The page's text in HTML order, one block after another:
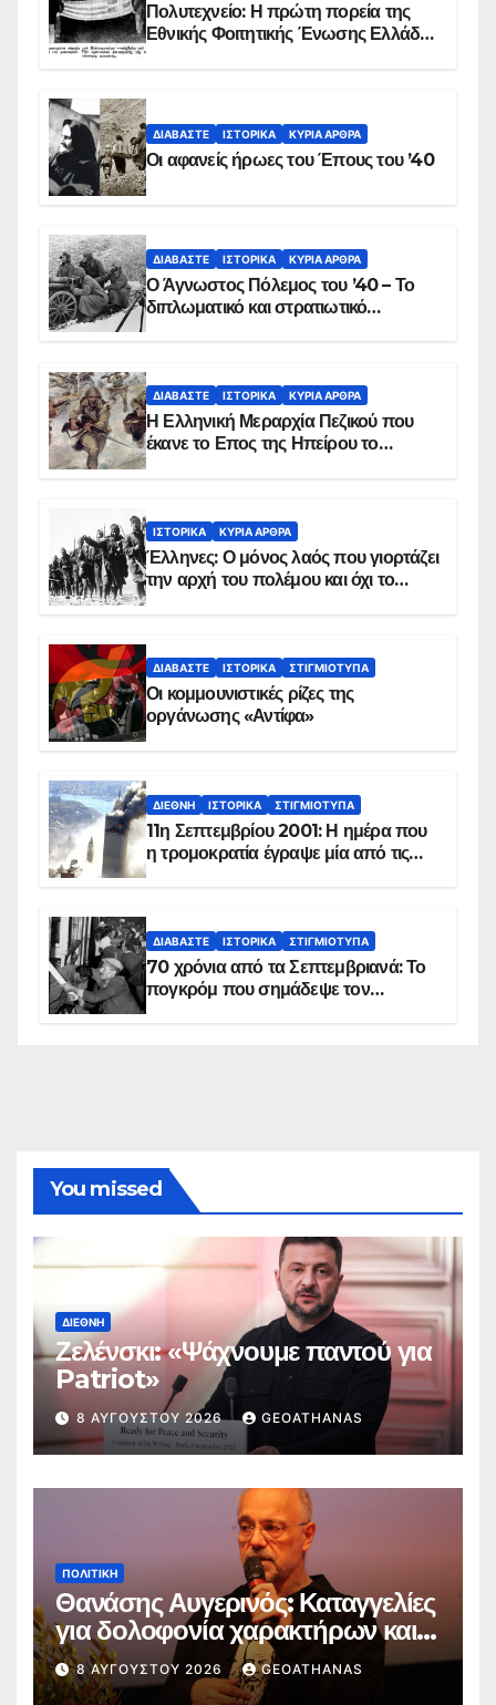
Πολυτεχνείο: Η πρώτη πορεία της
Εθνικής Φοιτητικής Ένωσης Ελλάδος
ΔΙΑΒΆΣΤΕ ΙΣΤΟΡΙΚΆ ΚΥΡΙΑ ΑΡΘΡΑ
Οι αφανείς ήρωες του Έπους του ’40
ΔΙΑΒΆΣΤΕ ΙΣΤΟΡΙΚΆ ΚΥΡΙΑ ΑΡΘΡΑ
Ο Άγνωστος Πόλεμος του ’40 – Το
διπλωματικό και στρατιωτικό
ΔΙΑΒΆΣΤΕ ΙΣΤΟΡΙΚΆ ΚΥΡΙΑ ΑΡΘΡΑ
Η Ελληνική Μεραρχία Πεζικού που
έκανε το Επος της Ηπείρου το
ΙΣΤΟΡΙΚΆ ΚΥΡΙΑ ΑΡΘΡΑ
Έλληνες: Ο μόνος λαός που γιορτάζει
την αρχή του πολέμου και όχι το
ΔΙΑΒΆΣΤΕ ΙΣΤΟΡΙΚΆ ΣΤΙΓΜΙΌΤΥΠΑ
Οι κομμουνιστικές ρίζες της
οργάνωσης «Αντίφα»
ΔΙΕΘΝΉ ΙΣΤΟΡΙΚΆ ΣΤΙΓΜΙΌΤΥΠΑ
11η Σεπτεμβρίου 2001: Η ημέρα που
η τρομοκρατία έγραψε μία από τις
ΔΙΑΒΆΣΤΕ ΙΣΤΟΡΙΚΆ ΣΤΙΓΜΙΌΤΥΠΑ
70 χρόνια από τα Σεπτεμβριανά: Το
πογκρόμ που σημάδεψε τον
You missed
ΔΙΕΘΝΉ
Ζελένσκι: «Ψάχνουμε παντού για
Patriot»
8 ΑΥΓΟΎΣΤΟΥ 2026 GEOATHANAS
ΠΟΛΙΤΙΚΉ
Θανάσης Αυγερινός: Καταγγελίες
για δολοφονία χαρακτήρων και
παραπληροφόρηση
8 ΑΥΓΟΎΣΤΟΥ 2026 GEOATHANAS